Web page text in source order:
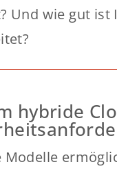
Und wie gut
hybride
Modelle